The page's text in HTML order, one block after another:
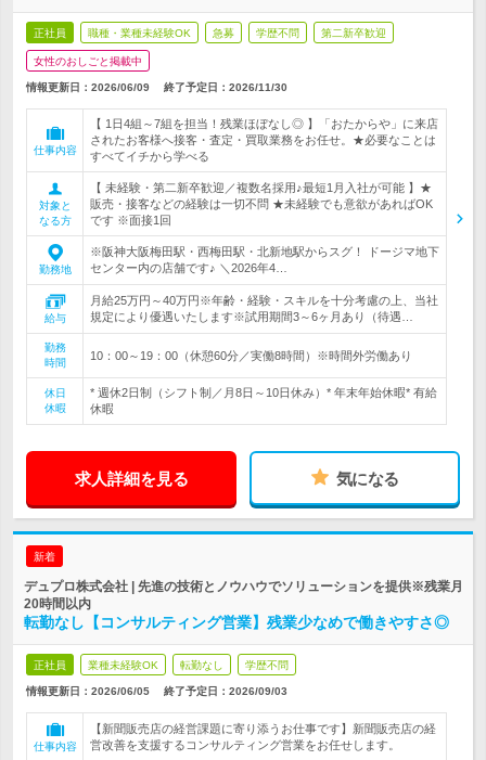
正社員 職種・業種未経験OK 急募 学歴不問 第二新卒歓迎
女性のおしごと掲載中
情報更新日：2026/06/09 終了予定日： 2026/11/30
仕事内容
【 1日4組～7組を担当！残業ほぼなし◎ 】「おたからや」に来店
されたお客様へ接客・査定・買取業務をお任せ。★必要なことは
すべてイチから学べる
対象と
なる方
【 未経験・第二新卒歓迎／複数名採用♪最短1月入社が可能 】★
販売・接客などの経験は一切不問 ★未経験でも意欲があればOK
です ※面接1回
勤務地
※阪神大阪梅田駅・西梅田駅・北新地駅からスグ！ ドージマ地下
センター内の店舗です♪ ＼2026年4…
給与
月給25万円～40万円※年齢・経験・スキルを十分考慮の上、当社
規定により優遇いたします※試用期間3～6ヶ月あり（待遇…
勤務
時間
10：00～19：00（休憩60分／実働8時間）※時間外労働あり
休日
休暇
* 週休2日制（シフト制／月8日～10日休み）* 年末年始休暇* 有給
休暇
求人詳細を見る 気になる
新着
デュプロ株式会社 | 先進の技術とノウハウでソリューションを提供※残業月
20時間以内
転勤なし【コンサルティング営業】残業少なめで働きやすさ◎
正社員 業種未経験OK 転勤なし 学歴不問
情報更新日：2026/06/05 終了予定日： 2026/09/03
仕事内容
【新聞販売店の経営課題に寄り添うお仕事です】新聞販売店の経
営改善を支援するコンサルティング営業をお任せします。